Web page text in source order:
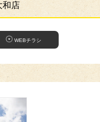
和店
WEBチラシ